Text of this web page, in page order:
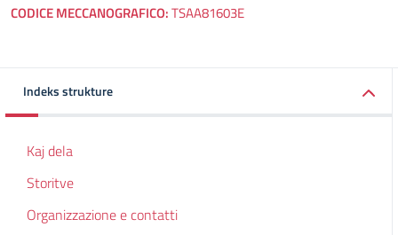
CODICE MECCANOGRAFICO:TSAA81603E
Indeks strukture
Kaj dela
Storitve
Organizzazione e contatti